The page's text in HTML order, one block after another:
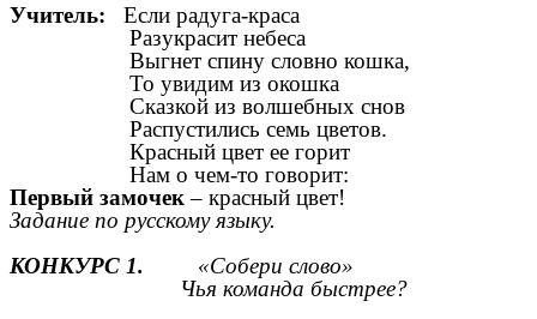
Учитель: Если радуга-краса
Разукрасит небеса
Выгнет спину словно кошка,
То увидим из окошка
Сказкой из волшебных снов
Распустились семь цветов.
Красный цвет ее горит
Нам о чем-то говорит:
Первый замочек– красный цвет!
Задание по русскому языку.
КОНКУРС 1. «Собери слово»
Чья команда быстрее?